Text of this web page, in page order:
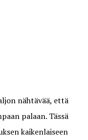
nähtävää, että
palaan. Tässä
kaikenlaiseen